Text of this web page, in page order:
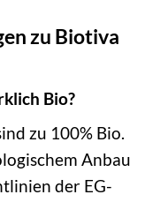
zu Biotiva
Bio?
zu 100% Bio.
Anbau
der EG-